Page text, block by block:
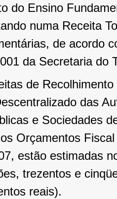
do Ensino
numa Receita
de acordo
da Secretaria do
de
das
e Sociedades
Orçamentos
estão estimadas
trezentos e
reais).